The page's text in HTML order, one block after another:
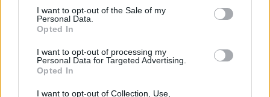
I want to opt-out of the Sale of my
Personal Data.
Opted In
I want to opt-out of processing my
Personal Data for Targeted Advertising.
Opted In
I want to opt-out of Collection, Use,